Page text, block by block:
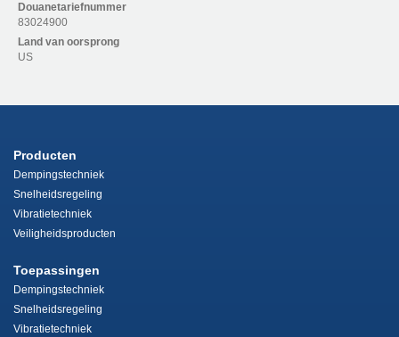
Douanetariefnummer
83024900
Land van oorsprong
US
Producten
Dempingstechniek
Snelheidsregeling
Vibratietechniek
Veiligheidsproducten
Toepassingen
Dempingstechniek
Snelheidsregeling
Vibratietechniek